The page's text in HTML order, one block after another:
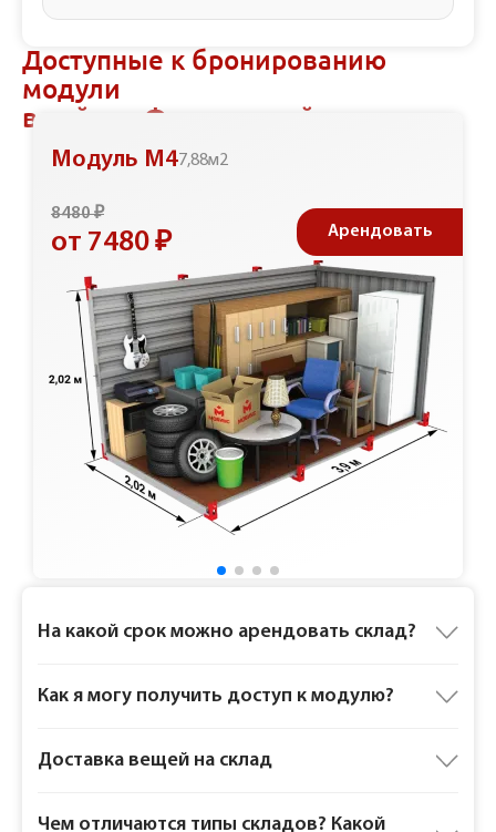
Доступные к бронированию
модули
в районе Фрунзенский
Модуль М47,88м2
8480 ₽
от 7480 ₽ Арендовать
На какой срок можно арендовать склад?
Как я могу получить доступ к модулю?
Доставка вещей на склад
Чем отличаются типы складов? Какой